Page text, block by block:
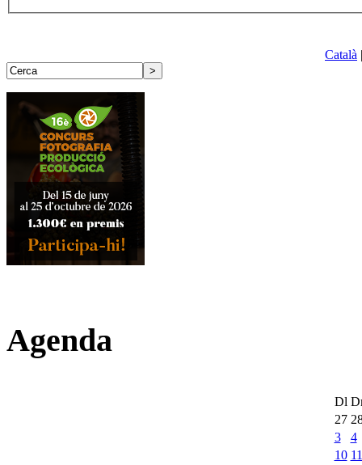
Català
Agenda
Dl
27
3
4
10 11